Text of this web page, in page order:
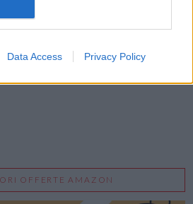
Data Access Privacy Policy
dei dati personali (
OFFERTE AMAZON